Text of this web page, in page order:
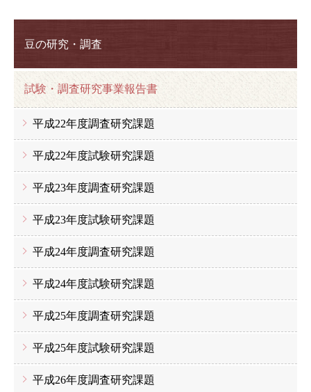
豆の研究・調査
試験・調査研究事業報告書
平成22年度調査研究課題
平成22年度試験研究課題
平成23年度調査研究課題
平成23年度試験研究課題
平成24年度調査研究課題
平成24年度試験研究課題
平成25年度調査研究課題
平成25年度試験研究課題
平成26年度調査研究課題